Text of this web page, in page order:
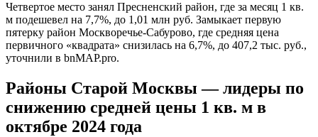
Четвертое место занял Пресненский район, где за месяц 1 кв.
м подешевел на 7,7%, до 1,01 млн руб. Замыкает первую
пятерку район Москворечье-Сабурово, где средняя цена
первичного «квадрата» снизилась на 6,7%, до 407,2 тыс. руб.,
уточнили в bnMAP.pro.
Районы Старой Москвы — лидеры по
снижению средней цены 1 кв. м в
октябре 2024 года